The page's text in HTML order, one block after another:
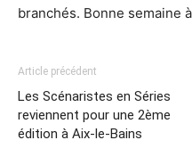
branchés. Bonne semaine
Article précédent
Les Scénaristes en Séries
reviennent pour une 2ème
édition à Aix-le-Bains